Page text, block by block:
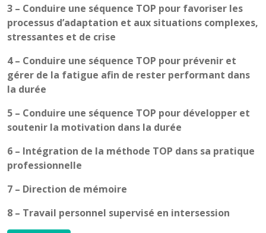
3 – Conduire une séquence TOP pour favoriser les
processus d’adaptation et aux situations complexes,
stressantes et de crise
4 – Conduire une séquence TOP pour prévenir et
gérer de la fatigue afin de rester performant dans
la durée
5 – Conduire une séquence TOP pour développer et
soutenir la motivation dans la durée
6 – Intégration de la méthode TOP dans sa pratique
professionnelle
7 – Direction de mémoire
8 – Travail personnel supervisé en intersession